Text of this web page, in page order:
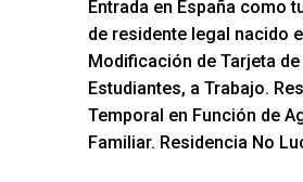
Entrada en España como
de residente legal nacido
Modificación de Tarjeta de
Estudiantes, a Trabajo.
Temporal en Función de
Familiar. Residencia No